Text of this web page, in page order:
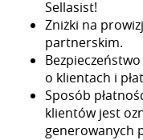
Sellasist!
Zniżki na
partnerskim.
o klientach i
Sposób
klientów jest
generowanych